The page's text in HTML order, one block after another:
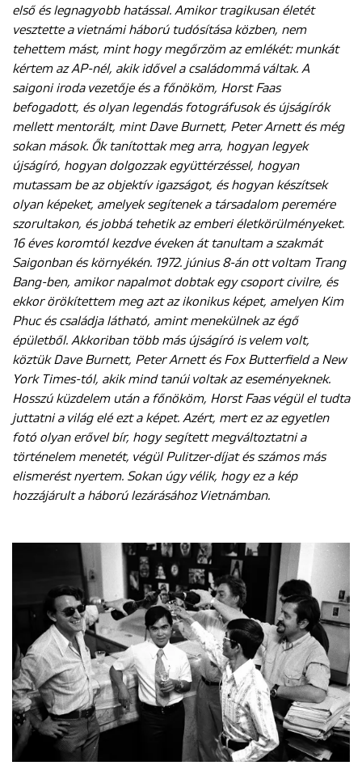
első és legnagyobb hatással. Amikor tragikusan életét
vesztette a vietnámi háború tudósítása közben, nem
tehettem mást, mint hogy megőrzöm az emlékét: munkát
kértem az AP-nél, akik idővel a családommá váltak. A
saigoni iroda vezetője és a főnököm, Horst Faas
befogadott, és olyan legendás fotográfusok és újságírók
mellett mentorált, mint Dave Burnett, Peter Arnett és még
sokan mások. Ők tanítottak meg arra, hogyan legyek
újságíró, hogyan dolgozzak együttérzéssel, hogyan
mutassam be az objektív igazságot, és hogyan készítsek
olyan képeket, amelyek segítenek a társadalom peremére
szorultakon, és jobbá tehetik az emberi életkörülményeket.
16 éves koromtól kezdve éveken át tanultam a szakmát
Saigonban és környékén. 1972. június 8-án ott voltam Trang
Bang-ben, amikor napalmot dobtak egy csoport civilre, és
ekkor örökítettem meg azt az ikonikus képet, amelyen Kim
Phuc és családja látható, amint menekülnek az égő
épületből. Akkoriban több más újságíró is velem volt,
köztük Dave Burnett, Peter Arnett és Fox Butterfield a New
York Times-tól, akik mind tanúi voltak az eseményeknek.
Hosszú küzdelem után a főnököm, Horst Faas végül el tudta
juttatni a világ elé ezt a képet. Azért, mert ez az egyetlen
fotó olyan erővel bír, hogy segített megváltoztatni a
történelem menetét, végül Pulitzer-díjat és számos más
elismerést nyertem. Sokan úgy vélik, hogy ez a kép
hozzájárult a háború lezárásához Vietnámban.